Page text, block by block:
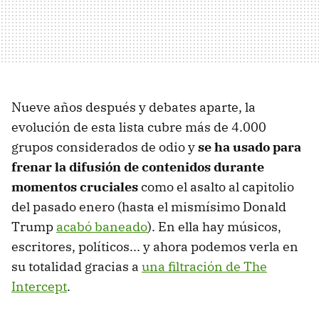
Nueve años después y debates aparte, la
evolución de esta lista cubre más de 4.000
grupos considerados de odio yse ha usado para
frenar la difusión de contenidos durante
momentos crucialescomo el asalto al capitolio
del pasado enero (hasta el mismísimo Donald
Trump acabó baneado). En ella hay músicos,
escritores, políticos... y ahora podemos verla en
su totalidad gracias a una filtración de The
Intercept.